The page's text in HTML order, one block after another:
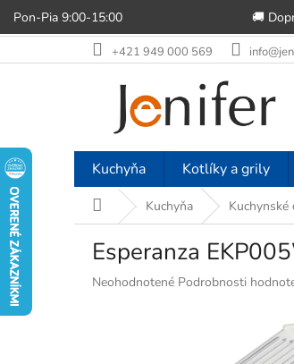
Pon-Pia 9:00-15:00 🚚
na
+421 949 000 569
Kuchyňa Kotlíky a grily
DomovKuchyňa
Esperanza
Priemerné
Neohodnotené Podrobnosti